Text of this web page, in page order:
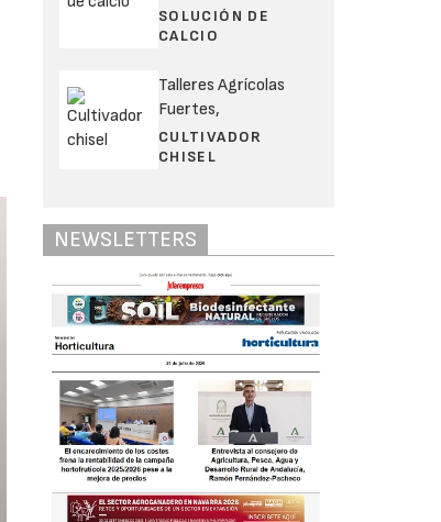
SOLUCIÓN DE
CALCIO
Talleres Agrícolas
Fuertes,
CULTIVADOR
CHISEL
NEWSLETTERS